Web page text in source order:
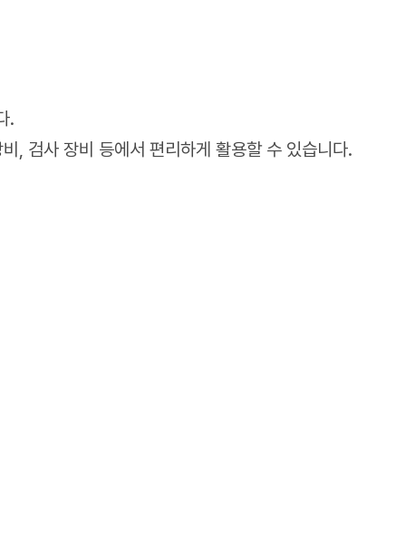
.
, 검사 장비 등에서 편리하게 활용할 수 있습니다.